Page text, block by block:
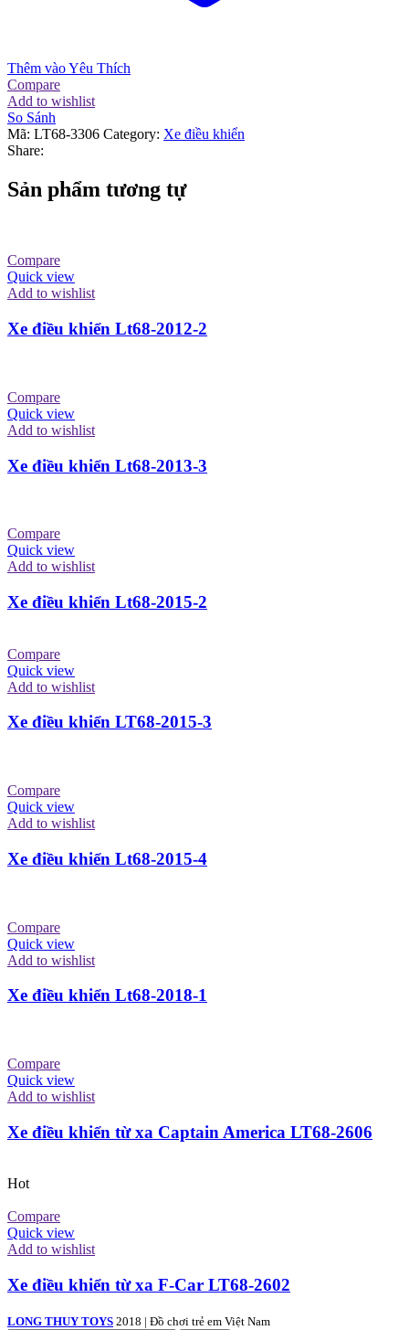
Thêm vào Yêu Thích
Compare
Add to wishlist
So Sánh
Mã: LT68-3306 Category: Xe điều khiển
Share:
Sản phẩm tương tự
Compare
Quick view
Add to wishlist
Xe điều khiển Lt68-2012-2
Compare
Quick view
Add to wishlist
Xe điều khiển Lt68-2013-3
Compare
Quick view
Add to wishlist
Xe điều khiển Lt68-2015-2
Compare
Quick view
Add to wishlist
Xe điều khiển LT68-2015-3
Compare
Quick view
Add to wishlist
Xe điều khiển Lt68-2015-4
Compare
Quick view
Add to wishlist
Xe điều khiển Lt68-2018-1
Compare
Quick view
Add to wishlist
Xe điều khiển từ xa Captain America LT68-2606
Hot
Compare
Quick view
Add to wishlist
Xe điều khiển từ xa F-Car LT68-2602
LONG THUY TOYS 2018 | Đồ chơi trẻ em Việt Nam